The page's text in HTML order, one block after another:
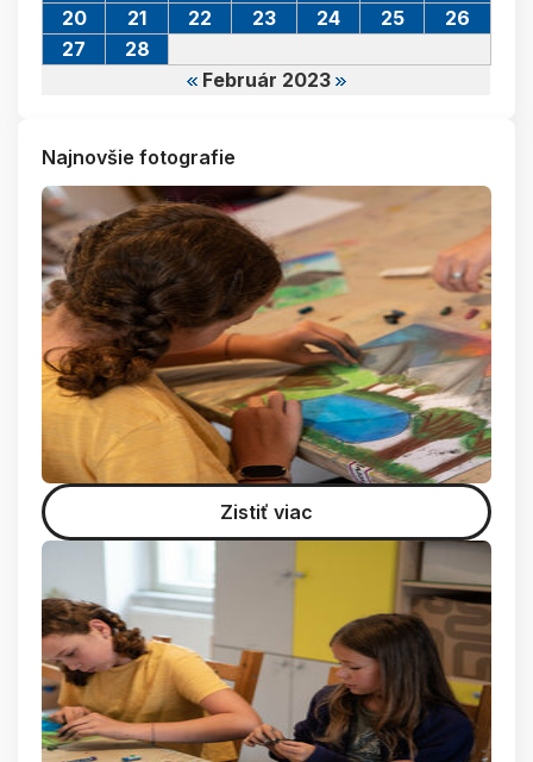
Február 2023
20
21 22 23 24 25
26
27
28
Najnovšie fotografie
Zistiť viac